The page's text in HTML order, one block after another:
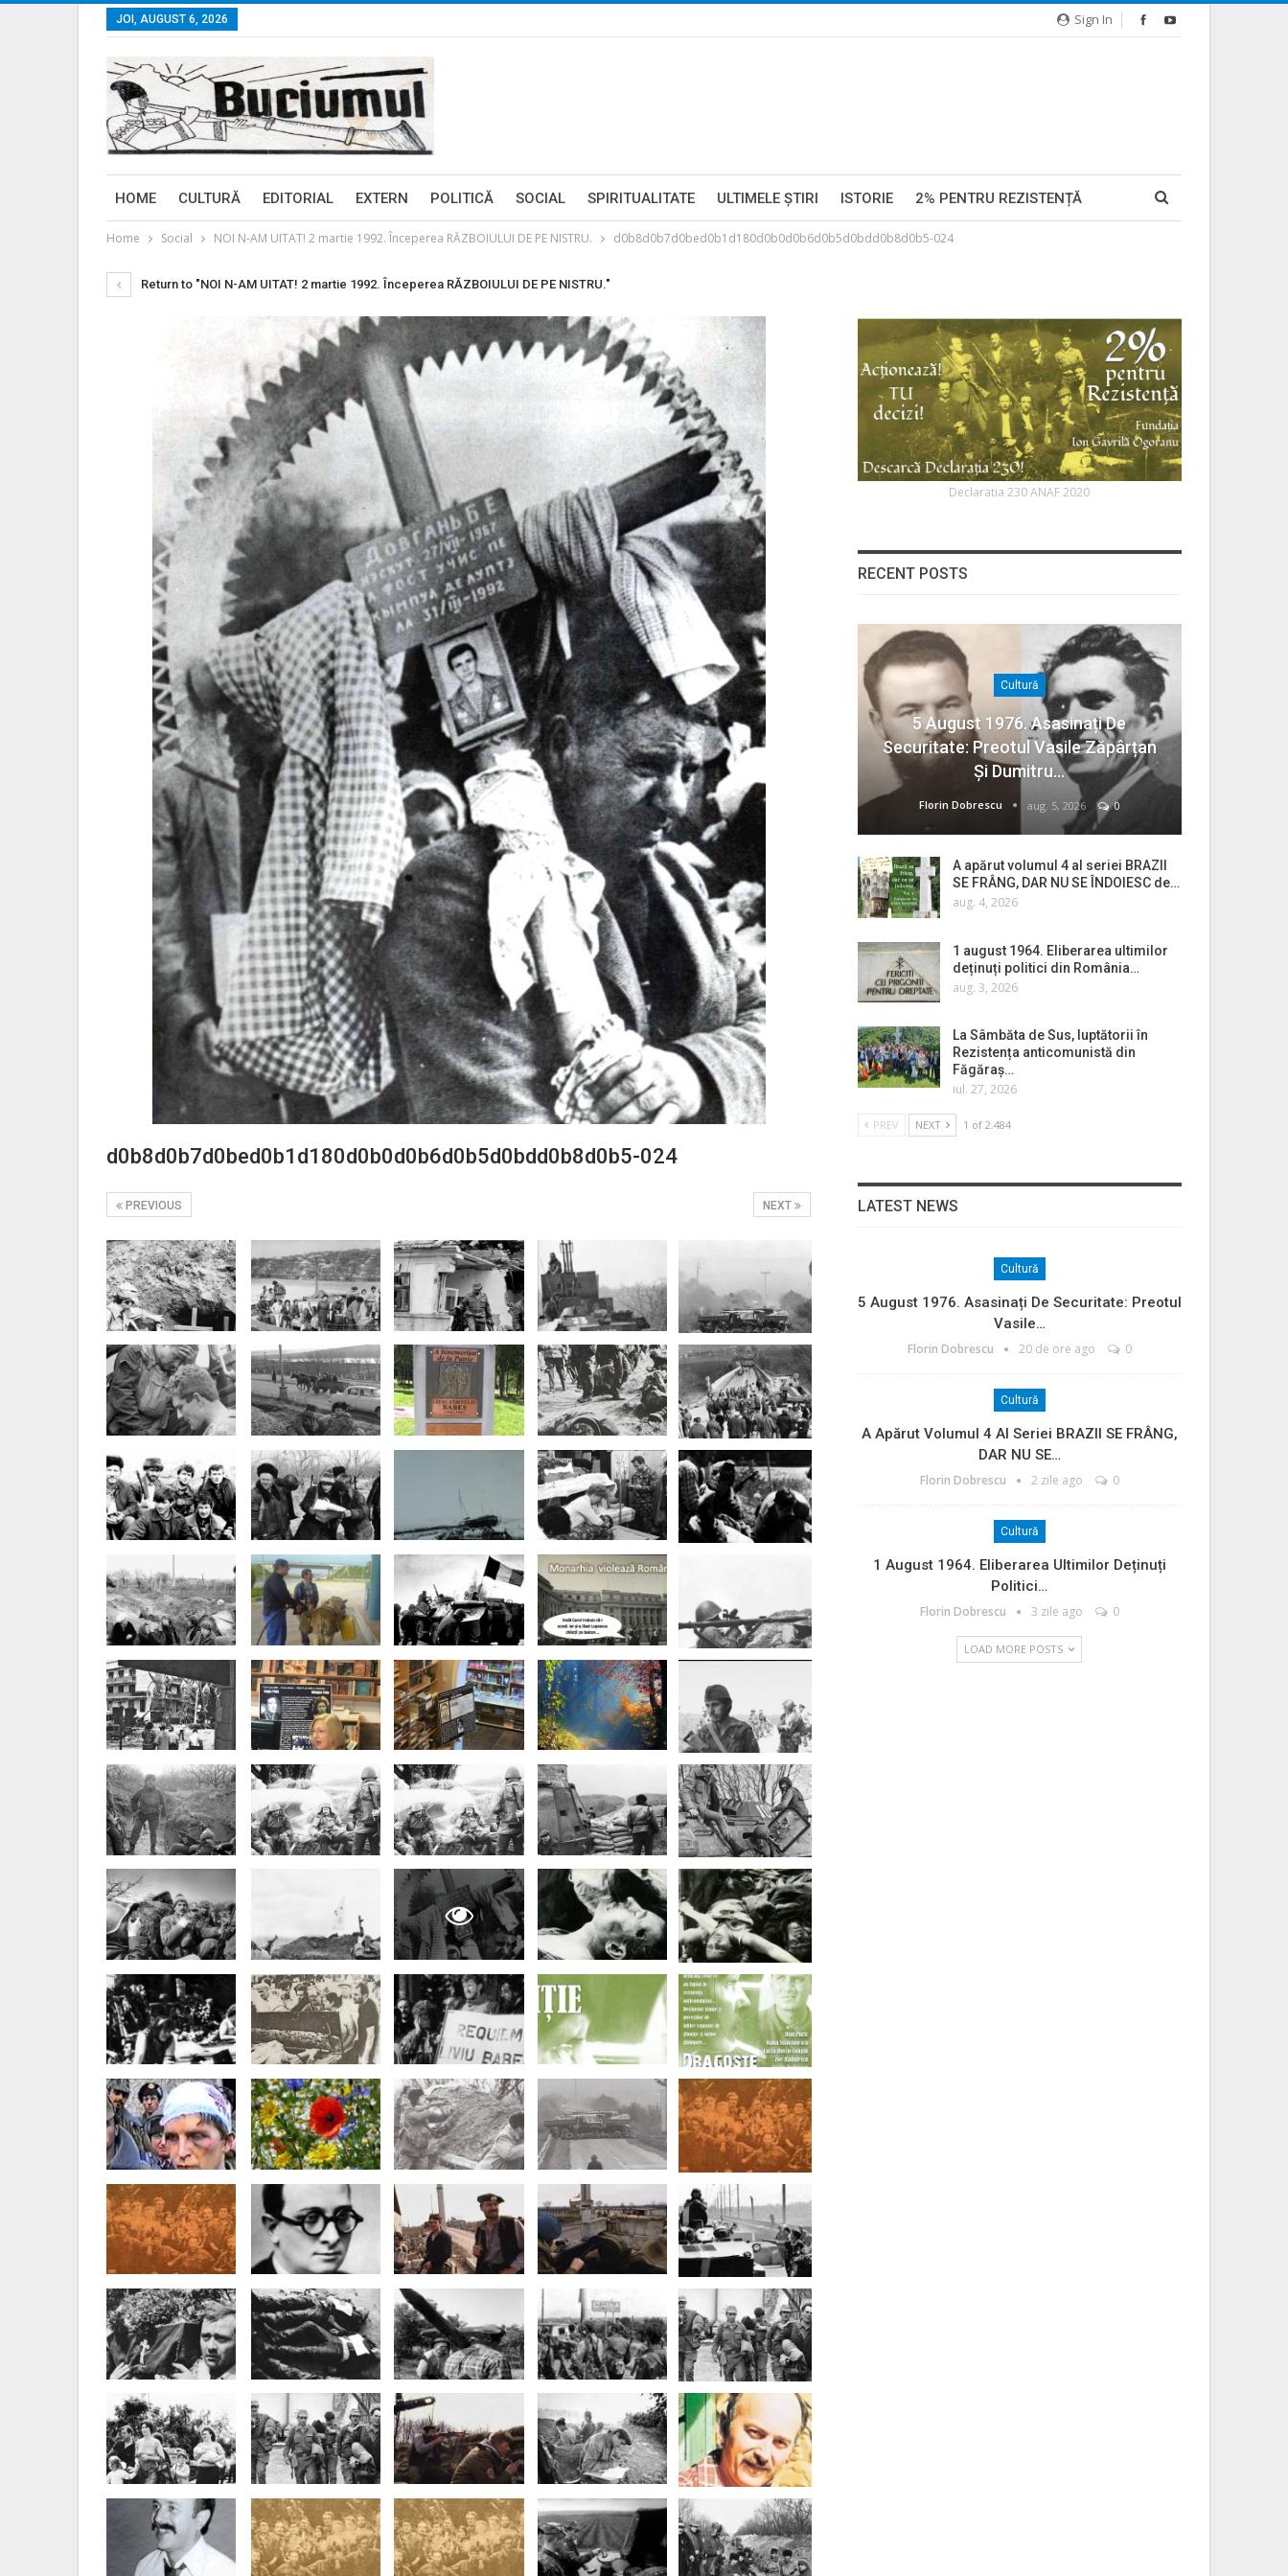
Sign In
JOI, AUGUST 6, 2026
HOME CULTURĂ EDITORIAL EXTERN POLITICĂ SOCIAL SPIRITUALITATE ULTIMELE ŞTIRI ISTORIE 2% PENTRU REZISTENȚĂ
Home Social NOI N-AM UITAT! 2 martie 1992. Începerea RĂZBOIULUI DE PE NISTRU. d0b8d0b7d0bed0b1d180d0b0d0b6d0b5d0bdd0b8d0b5-024
Return to "NOI N-AM UITAT! 2 martie 1992. Începerea RĂZBOIULUI DE PE NISTRU."
d0b8d0b7d0bed0b1d180d0b0d0b6d0b5d0bdd0b8d0b5-024
NEXT
PREVIOUS
Declaratia 230 ANAF 2020
RECENT POSTS
Cultură
5 August 1976. Asasinați De
Securitate: Preotul Vasile Zăpârțan
Și Dumitru…
Florin Dobrescu aug. 5, 2026 0
A apărut volumul 4 al seriei BRAZII
SE FRÂNG, DAR NU SE ÎNDOIESC de…
aug. 4, 2026
1 august 1964. Eliberarea ultimilor
deținuți politici din România…
aug. 3, 2026
La Sâmbăta de Sus, luptătorii în
Rezistența anticomunistă din
Făgăraș…
iul. 27, 2026
PREV NEXT 1 of 2.484
LATEST NEWS
Cultură
5 August 1976. Asasinați De Securitate: Preotul
Vasile…
Florin Dobrescu 20 de ore ago 0
Cultură
A Apărut Volumul 4 Al Seriei BRAZII SE FRÂNG,
DAR NU SE…
Florin Dobrescu 2 zile ago 0
Cultură
1 August 1964. Eliberarea Ultimilor Deținuți
Politici…
Florin Dobrescu 3 zile ago 0
LOAD MORE POSTS